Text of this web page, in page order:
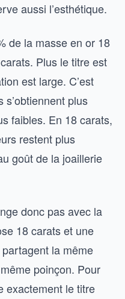
aussi l’esthétique.
de la masse en or 18
Plus le titre est
est large. C’est
plus
faibles. En 18 carats,
restent plus
goût de la joaillerie
donc pas avec la
18 carats et une
la même
poinçon. Pour
exactement le titre